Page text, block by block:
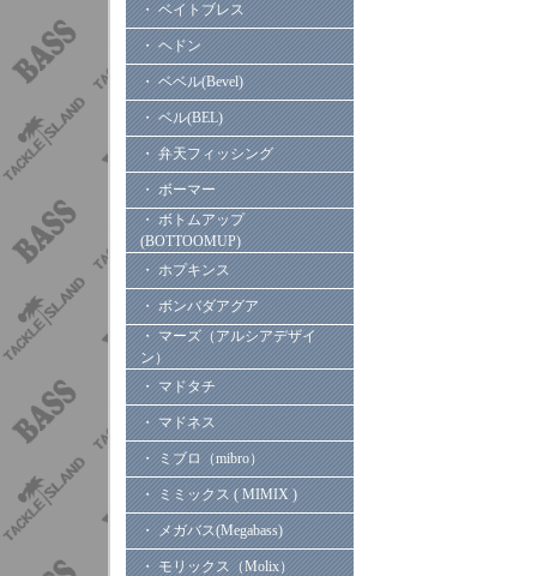
・ ベイトブレス
・ ヘドン
・ ベベル(Bevel)
・ ベル(BEL)
・ 弁天フィッシング
・ ボーマー
・ ボトムアップ
(BOTTOOMUP)
・ ホプキンス
・ ボンバダアグア
・ マーズ（アルシアデザイ
ン）
・ マドタチ
・ マドネス
・ ミブロ（mibro）
・ ミミックス ( MIMIX )
・ メガバス(Megabass)
・ モリックス（Molix）